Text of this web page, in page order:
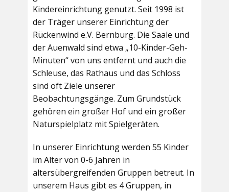
Kindereinrichtung genutzt. Seit 1998 ist
der Träger unserer Einrichtung der
Rückenwind e.V. Bernburg. Die Saale und
der Auenwald sind etwa „10-Kinder-Geh-
Minuten“ von uns entfernt und auch die
Schleuse, das Rathaus und das Schloss
sind oft Ziele unserer
Beobachtungsgänge. Zum Grundstück
gehören ein großer Hof und ein großer
Naturspielplatz mit Spielgeräten.
In unserer Einrichtung werden 55 Kinder
im Alter von 0-6 Jahren in
altersübergreifenden Gruppen betreut. In
unserem Haus gibt es 4 Gruppen, in